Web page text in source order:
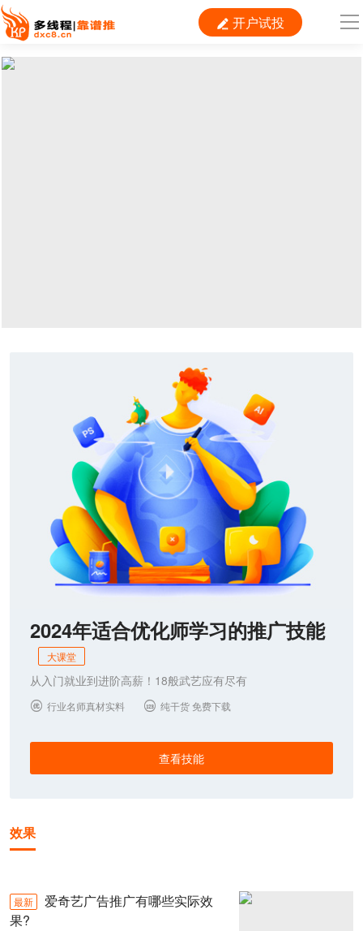
 开户试投
导
联系我们
2024年适合优化师学习的推广技能
大课堂
从入门就业到进阶高薪！18般武艺应有尽有
 行业名师真材实料  纯干货 免费下载
查看技能
效果
最新
爱奇艺广告推广有哪些实际效
果?